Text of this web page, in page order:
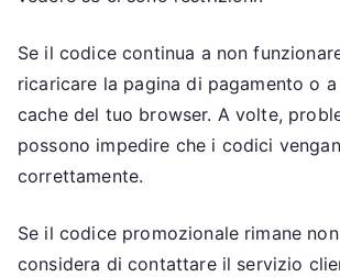
Se il codice continua a non
ricaricare la pagina di pagamento o
cache del tuo browser. A volte,
possono impedire che i codici
correttamente.
Se il codice promozionale rimane
considera di contattare il servizio